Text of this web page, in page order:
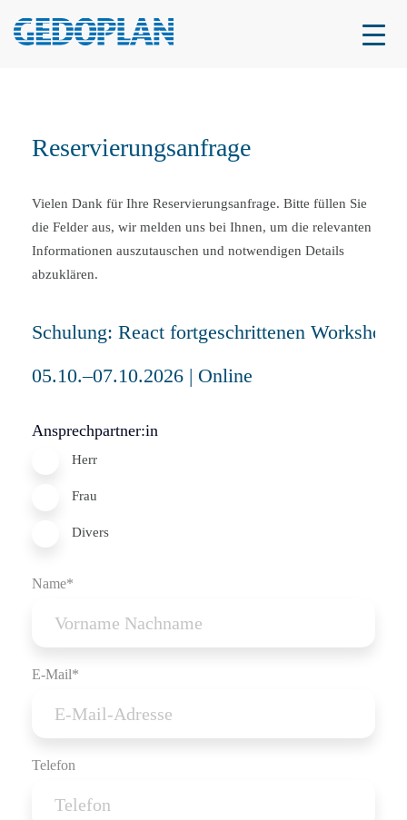
Reservierungsanfrage
Vielen Dank für Ihre Reservierungsanfrage. Bitte füllen Sie
die Felder aus, wir melden uns bei Ihnen, um die relevanten
Informationen auszutauschen und notwendigen Details
abzuklären.
Ansprechpartner:in
Herr
Frau
Divers
Name*
E-Mail*
Telefon